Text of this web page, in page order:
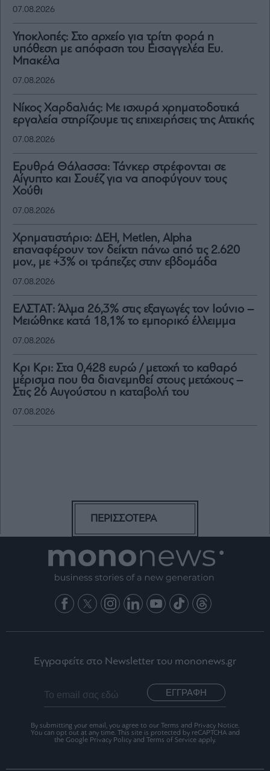
07.08.2026
Υποκλοπές: Στο αρχείο για τρίτη φορά η
υπόθεση με απόφαση του Εισαγγελέα Ευ.
Μπακέλα
07.08.2026
Νίκος Χαρδαλιάς: Με ισχυρά χρηματοδοτικά
εργαλεία στηρίζουμε τις επιχειρήσεις της Αττικής
07.08.2026
Ερυθρά Θάλασσα: Τάνκερ στρέφονται σε
Αίγυπτο και Σουέζ για να αποφύγουν τους
Χούθι
07.08.2026
Χρηματιστήριο: ΔΕΗ, Metlen, Αlpha
επαναφέρουν τον δείκτη πάνω από τις 2.620
μον., με +3% οι τράπεζες στην εβδομάδα
07.08.2026
ΕΛΣΤΑΤ: Άλμα 26,3% στις εξαγωγές τον Ιούνιο –
Μειώθηκε κατά 18,1% το εμπορικό έλλειμμα
07.08.2026
Κρι Κρι: Στα 0,428 ευρώ / μετοχή το καθαρό
μέρισμα που θα διανεμηθεί στους μετόχους –
Στις 26 Αυγούστου η καταβολή του
07.08.2026
ΠΕΡΙΣΣΟΤΕΡΑ
Εγγραφείτε στο Newsletter του mononews.gr
ΕΓΓΡΑΦΗ
By submitting your email, you agree to our Terms and Privacy Notice.
You can opt out at any time. This site is protected by reCAPTCHA and
the Google Privacy Policy and Terms of Service apply.